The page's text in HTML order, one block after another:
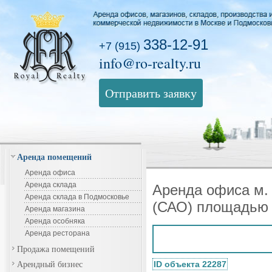
+7 (915) 338-12-91
info@ro-realty.ru
Отправить заявку
Аренда помещений
Аренда офиса
Аренда склада
Аренда склада в Подмосковье
Аренда магазина
Аренда особняка
Аренда ресторана
Продажа помещений
Арендный бизнес
Аренда офиса м.
(САО) площадью
ID объекта 22287